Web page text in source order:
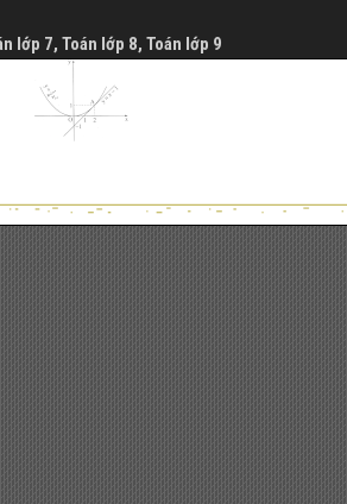
lớp 7, Toán lớp 8, Toán lớp 9